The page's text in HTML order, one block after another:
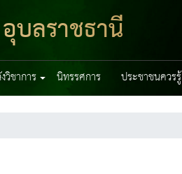
ลราชธานี
วิชาการ นิทรรศการ ประชาชนควรรู้